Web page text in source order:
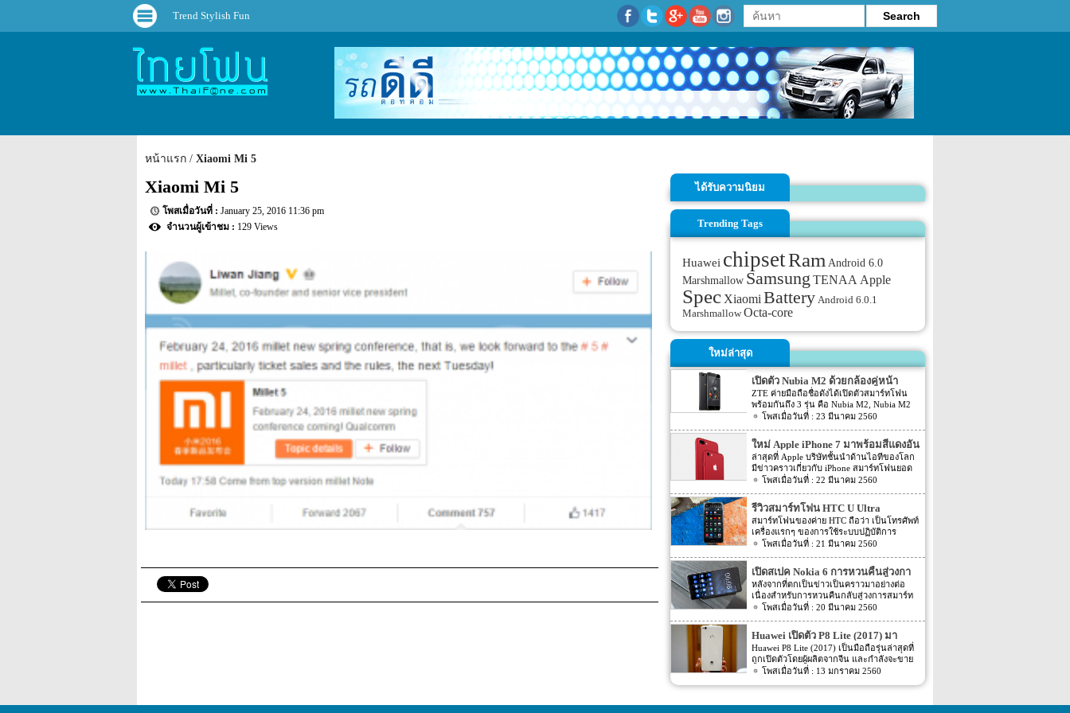
Trend Stylish Fun
หน้าแรก Xiaomi Mi 5
Xiaomi Mi 5
January 25, 2016 11:36 pm
129 Views
ได้รับความนิยม
Trending Tags
Huawei chipsetRam Android 6.0
Marshmallow Samsung TENAAApple
Spec Xiaomi Battery Android 6.0.1
Marshmallow Octa-core
ใหม่ล่าสุด
เปิดตัว Nubia M2 ด้วยกล้องคู่หน้า
ZTE ค่ายมือถือชื่อดังได้เปิดตัวสมาร์ทโฟน
พร้อมกันถึง 3 รุ่น คือ Nubia M2, Nubia M2
Lite และ Nubia N2 ซึ่งแต่ละรุ่นก็มีความน่า
นี้เราจะมารีวิวให้ท่านได้รู้จักกับ Nubia M2
ที่มีจุดขายตรงกล้องหน้าที่มาเป็นคู่ นอกจาก
กล้องหน้าที่มาเป็นคู่แล้วยังมีส่วนอื่นๆ ที่น่า
สนใจอีก Nubia M2 ใช้กล้องหน้าแบบคู่ที่มี
ความละเอียดสูงถึง 13MP มีรูรับแสง f 2.2
กล้องหน้าสำหรับการเซลฟี่มีความละเอียด
16MP พร้อมกับรูรับแสง f/2.0 กล้องหน้า
สามารถจับภาพได้กว้างถึง 80 องศา นั้นจะ
ทำให้การถ่ายรูปเซลฟี่ได้กว้างมากยิ่งขึ้น
หน้าจอเป็นแบบ AMOLED มีความละเอียดสูง
ถึง 1080p ขนาด 5.5 นิ้ว ระบบประมวลผล
การทำงานจะเป็นชิปเซ็ต Snapdragon 625
เป็นชิปประมวลผลของ Qualcomm ใช้ RAM
4GB หน่วยความจำมีให้เลือกอยู่ 2 ขนาด คือ
[…]
23 มีนาคม 2560
ใหม่ Apple iPhone 7 มาพร้อมสีแดงอัน
ร้อนแรง
ล่าสุดที่ Apple บริษัทชั้นนำด้านไอทีของโลก
มีข่าวคราวเกี่ยวกับ iPhone สมาร์ทโฟนยอด
ฮิตในประเทศไทยและทั่วโลก และในช่วงที่
อาจจะพลาดโอกาสได้สัมผัสเทคโนโลยีอัน
ทันสมัยในคราวนั้น แต่ก็ถือว่า เป็นความโชค
ดีที่คุณกำลังจะได้สัมผัสกับ iPhone 7 ที่มา
พร้อมการออกแบบสีของบอดี้ด้วยสีแดงอัน
ร้อนแรง เร้าใจแบบสุดๆ ทำให้สาวกของ
Apple กระเป๋าสั่นกันเลยทีเดียว การออกแบบ
iPhone 7 สีแดง ได้แรงบันดาลใจมาจากการ
กุศลของ iGadget ซึ่งปกติแล้ว การปรับแต่ง
Apple จะให้บริษัทข้างนอกช่วยในการปรับ
แต่งให้ แต่บอดี้นี้สีนี้ Apple ลงแรงปรับแต่งเอง
สีแดงอันร้อนแรง Apple จะจับความร้อนแรง
ลงไปใน iPhone 7 และ iPhone 7 Plus ทาง
บริษัท Apple ได้กำหนดวันจำหน่ายในวันศุกร์
ที่ 24 มีนาคม 2560 ที่จะถึงนี้ เวลาในการเปิด
ขายเป็นเวลาช่วงเช้าประมาณ 8.01 น. (เป็น
เวลาในฝั่งประเทศแถบแปซิฟิก) การเปิดตัว
22 มีนาคม 2560
รีวิวสมาร์ทโฟน HTC U Ultra
สมาร์ทโฟนของค่าย HTC ถือว่า เป็นโทรศัพท์
เครื่องแรกๆ ของการใช้ระบบปฏิบัติการ
Android หลายคนน่าจะจำได้ ในช่วงนั้นมี
Bird ที่ฮิตกันทั่วบ้านทั่วเมือง สมาร์ทโฟนหนึ่ง
ในที่สามารถเล่นเกมส์ Angry Bird นี้ได้ ก็คือ
สมาร์ทโฟนจากค่าย HTC หลังจากนั้น HTC
ก็ได้มีการพัฒนาสมาร์ทโฟนขึ้นมาอีก
มากมาย ล่าสุดได้เตรียมปล่อยรุ่นใหม่ อย่าง
HTC U Ultra HTC U Ultra มาพร้อมกับหน้า
จอ Super LCD5 มีขนาด 5.7 นิ้ว หน้าจอเป็น
แบบ Gorilla Glass 5 ซึ่งเป็นหน้าจอใหม่ที่
สามารถป้องกันรอยขีดข่วนได้ ความละเอียด
ของภาพสูงถึง 1,040 X 2,560 พิกเซล
(513ppi) ใช้ชิปประมวลผล Snapdragon 820
ที่มีความเร็วให้เลือกถึง 2 แบบ คือ 2.15GHz
21 มีนาคม 2560
เปิดสเปค Nokia 6 การหวนคืนสู่วงกา
รสมาร์ทโฟน
หลังจากที่ตกเป็นข่าวเป็นคราวมาอย่างต่อ
เนื่องสำหรับการหวนคืนกลับสู่วงการสมาร์ท
โฟน อย่างสมาร์ทโฟนในแบรนด์ Nokia ครั้ง
เอาสมาร์ทโฟนรุ่นนี้ไปทดสอบในห้องปฏิบัติ
การ Nokia 6 เปิดตัวรุ่นแรกภายใต้ชื่อรุ่น TA-
1000 ซึ่งจะมีความน่าสนใจทั้งในเรื่องของ
ซอฟต์แวร์และวัสดุอุปกรณ์ที่นำมาผลิตต่างๆ
Nokia 6 ไม่ได้เป็นสมาร์ทโฟนระดับสูง แต่จะ
เป็นสมาร์ทโฟนราคากลางๆ ที่เตรียมตัวจะมา
ประเทศไทยและในต่างประเทศ ถึงแม้ว่า
20 มีนาคม 2560
Huawei เปิดตัว P8 Lite (2017) มา
พร้อมหน้าจอ 1080p ชิพเซ็ท Kirin
655
Huawei P8 Lite (2017) เป็นมือถือรุ่นล่าสุดที่
ถูกเปิดตัวโดยผู้ผลิตจากจีน และกำลังจะขาย
ในตลาดยุโรปบางประเทศในเร็วๆ นี้ แต่การ
แล้ว แม้กระทั่งตอนนี้ P9 Lite ถูกพัฒนาให้ดี
13 มกราคม 2560